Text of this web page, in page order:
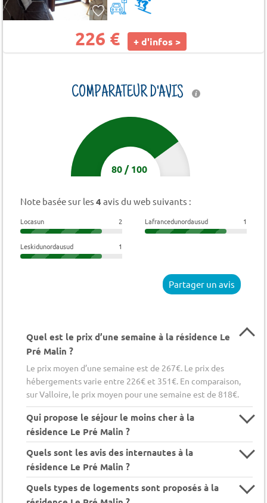
226 € + d'infos >
COMPARATEUR D'AVIS
80/100
Note basée sur les 4 avis du web suivants :
Locasun 2 Lafrancedunordausud 1
Leskidunordausud 1
Partager un avis
Quel est le prix d’une semaine à la résidence Le
Pré Malin ?
Le prix moyen d’une semaine est de 267€. Le prix des
hébergements varie entre 226€ et 351€. En comparaison,
sur Valloire, le prix moyen pour une semaine est de 818€.
Qui propose le séjour le moins cher à la
résidence Le Pré Malin ?
Quels sont les avis des internautes à la
résidence Le Pré Malin ?
Quels types de logements sont proposés à la